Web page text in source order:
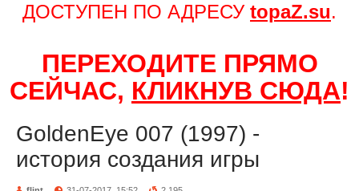
ДОСТУПЕН ПО АДРЕСУ topaZ.su.
ПЕРЕХОДИТЕ ПРЯМО
СЕЙЧАС, КЛИКНУВ СЮДА!
GoldenEye 007 (1997) -
история создания игры